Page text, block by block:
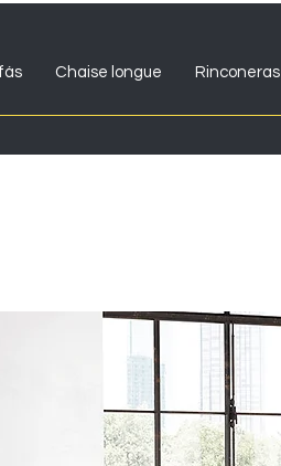
Chaise longue Rinconeras